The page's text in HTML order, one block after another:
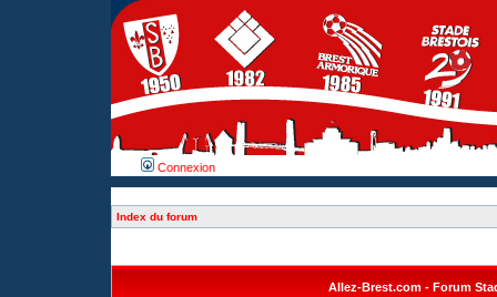
Connexion
Index du forum
Allez-Brest.com - Forum